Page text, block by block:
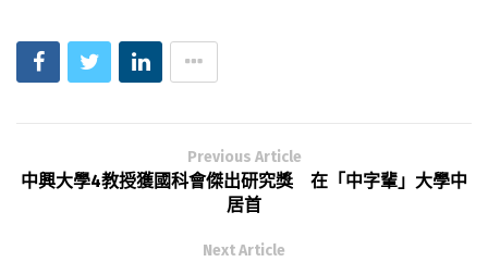
Previous Article
中興大學4教授獲國科會傑出研究獎 在「中字輩」大學中
居首
Next Article